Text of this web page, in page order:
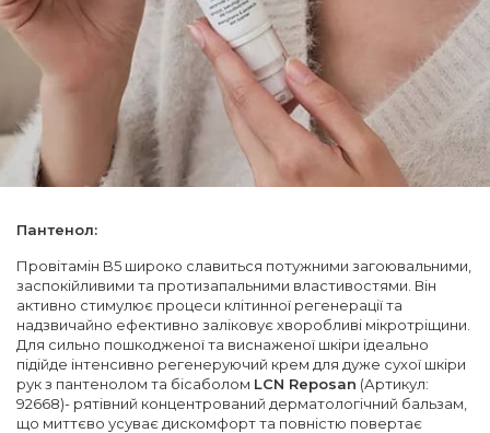
Пантенол:
Провітамін B5 широко славиться потужними загоювальними,
заспокійливими та протизапальними властивостями. Він
активно стимулює процеси клітинної регенерації та
надзвичайно ефективно заліковує хворобливі мікротріщини.
Для сильно пошкодженої та виснаженої шкіри ідеально
підійде інтенсивно регенеруючий крем для дуже сухої шкіри
рук з пантенолом та бісаболом LCN Reposan (Артикул:
92668)- рятівний концентрований дерматологічний бальзам,
що миттєво усуває дискомфорт та повністю повертає